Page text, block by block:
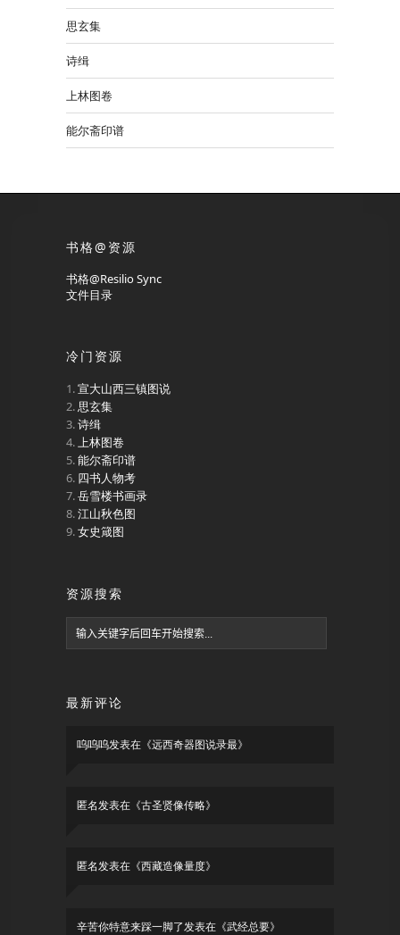
思玄集
诗缉
上林图卷
能尔斋印谱
书格@资源
书格@Resilio Sync
文件目录
冷门资源
宣大山西三镇图说
思玄集
诗缉
上林图卷
能尔斋印谱
四书人物考
岳雪楼书画录
江山秋色图
女史箴图
资源搜索
最新评论
呜呜呜发表在《远西奇器图说录最》
匿名发表在《古圣贤像传略》
匿名发表在《西藏造像量度》
辛苦你特意来踩一脚了发表在《武经总要》